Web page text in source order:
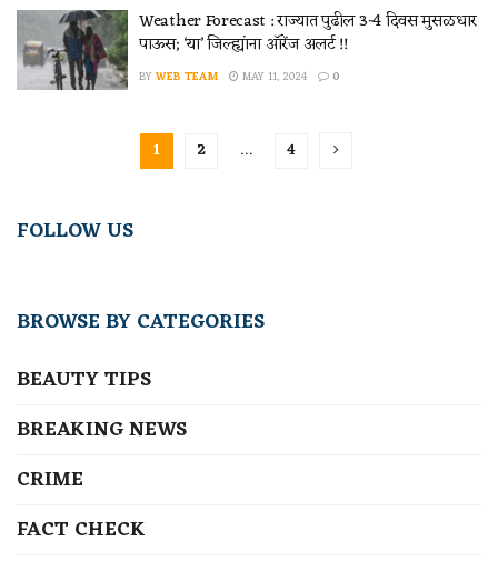
Weather Forecast : राज्यात पुढील 3-4 दिवस मुसळधार
पाऊस; ‘या’ जिल्ह्यांना ऑरेंज अलर्ट !!
BYWEB TEAM MAY 11, 2024 0
1 2 … 4
FOLLOW US
BROWSE BY CATEGORIES
BEAUTY TIPS
BREAKING NEWS
CRIME
FACT CHECK